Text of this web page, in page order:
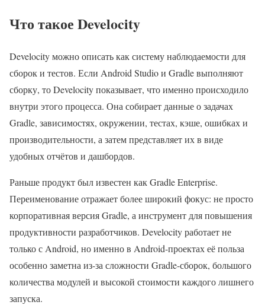
Что такое Develocity
Develocity можно описать как систему наблюдаемости для
сборок и тестов. Если Android Studio и Gradle выполняют
сборку, то Develocity показывает, что именно происходило
внутри этого процесса. Она собирает данные о задачах
Gradle, зависимостях, окружении, тестах, кэше, ошибках и
производительности, а затем представляет их в виде
удобных отчётов и дашбордов.
Раньше продукт был известен как Gradle Enterprise.
Переименование отражает более широкий фокус: не просто
корпоративная версия Gradle, а инструмент для повышения
продуктивности разработчиков. Develocity работает не
только с Android, но именно в Android-проектах её польза
особенно заметна из-за сложности Gradle-сборок, большого
количества модулей и высокой стоимости каждого лишнего
запуска.